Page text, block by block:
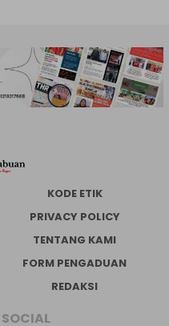
KODE ETIK
PRIVACY POLICY
TENTANG KAMI
FORM PENGADUAN
REDAKSI